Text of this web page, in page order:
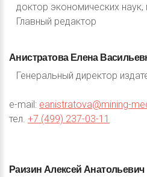
доктор экономических
Главный редактор
АнистратоваЕлена
Генеральный директор
e-mail: eanistratova@mining-
тел. +7 (499) 237-03-11
РаизинАлексейАнатольевич